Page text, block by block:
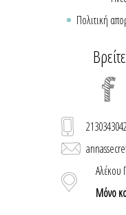
Πολιτική
Αλέκου
Μόνο